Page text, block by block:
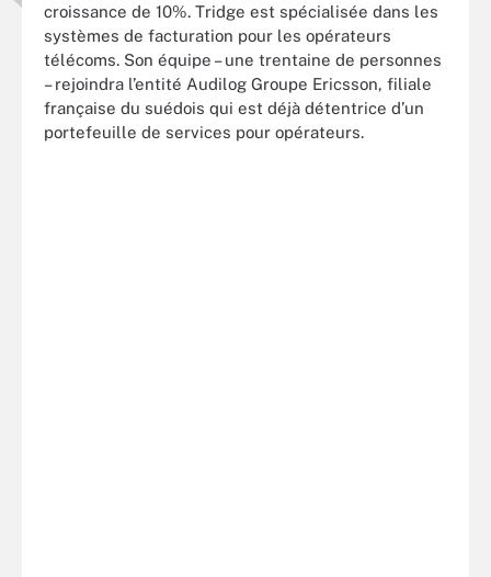
croissance de 10%. Tridge est spécialisée dans les
systèmes de facturation pour les opérateurs
télécoms. Son équipe – une trentaine de personnes
– rejoindra l’entité Audilog Groupe Ericsson, filiale
française du suédois qui est déjà détentrice d’un
portefeuille de services pour opérateurs.